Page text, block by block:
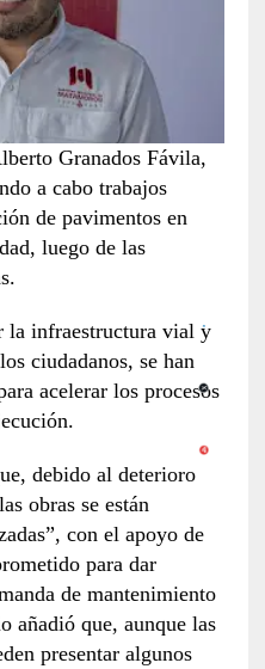
Granados Fávila,
a cabo trabajos
de pavimentos en
luego de las
la infraestructura vial y
ciudadanos, se han
acelerar los procesos
debido al deterioro
obras se están
con el apoyo de
para dar
de mantenimiento
añadió que, aunque las
presentar algunos